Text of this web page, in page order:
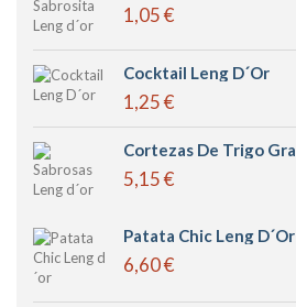
1,05 €
Cocktail Leng D´or
1,25 €
5,15 €
Patata Chic Leng D´or
6,60 €